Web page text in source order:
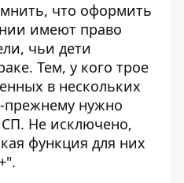
что оформить
имеют право
чьи дети
Тем, у кого трое
в нескольких
прежнему нужно
Не исключено,
функция для них